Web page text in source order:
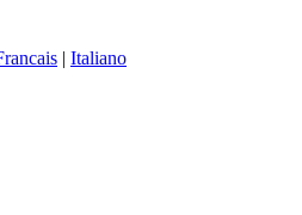
| Italiano